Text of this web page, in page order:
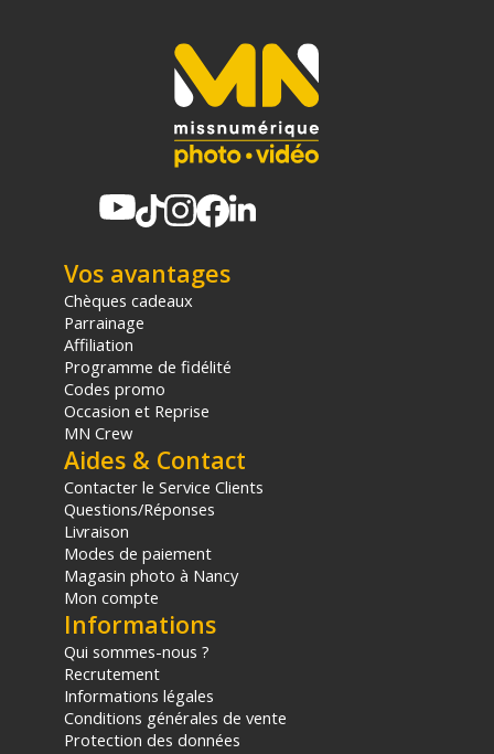
Vitesse de transfert (native) : 300 Mo/s
Vitesse de transfert (compressée) : 750 Mo/s
Ports Thunderbolt : 2x USB-C (Thunderbolt 3)
Port SAS : 1x Mini-SAS HD 12 Gb/s (SFF-8644)
Port Vidéo : 1x DisplayPort 1.4
COMPATIBILITÉ
Systèmes d'exploitation : macOS 11 à 15, Windows 10 ou
ultérieur, Windows Server 2022
ALIMENTATION
Puissance fournie (port principal) : Jusqu'à 85W
Consommation électrique : 200 W
Tension d'entrée : 90 à 246 VAC, 50 / 60 Hz
PHYSIQUE
Dimensions : 29,2 x 23,1 x 15,5 cm
Poids : 5,5 kg
CONTENU DU CARTON
1x OWC Mercury Pro LTO-9 boitier Thunderbolt avec SSD
16To
1x Logiciel Canister de Hedge
1x Cartouche de nettoyage
1x Câble Thunderbolt
Offre valable jusqu'au 08-08-2026 inclus.
Vos avantages
Chèques cadeaux
Parrainage
Affiliation
Programme de fidélité
Codes promo
Occasion et Reprise
MN Crew
Aides & Contact
Contacter le Service Clients
Questions/Réponses
Livraison
Modes de paiement
Magasin photo à Nancy
Mon compte
Informations
Qui sommes-nous ?
Recrutement
Informations légales
Conditions générales de vente
Protection des données